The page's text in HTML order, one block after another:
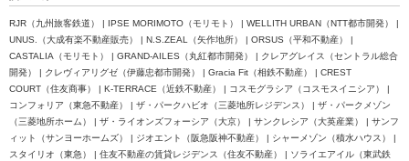
RJR（九州旅客鉄道） | IPSE MORIMOTO（モリモト） | WELLITH URBAN（NTT都市開発） |
UNUS.（大成有楽不動産販売） | N.S.ZEAL（矢作地所） | ORSUS（平和不動産） |
CASTALIA（モリモト） | GRAND-AILES（丸紅都市開発） | クレアグレイス（セントラル総合
開発） | クレヴィアリグゼ（伊藤忠都市開発） | Gracia Fit（相鉄不動産） | CREST
COURT（住友商事） | K-TERRACE（近鉄不動産） | コスモグラシア（コスモスイニシア） |
コンフォリア（東急不動産） | ザ・パークハビオ（三菱地所レジデンス） | ザ・パークメゾン
（三菱地所ホーム） | ザ・ライオンズフォーシア（大京） | サンクレシア（大英産業） | サンフ
ィット（サンヨーホームズ） | ジオエント（阪急阪神不動産） | シャーメゾン（積水ハウス） |
スタイリオ（東急） | 住友不動産の賃貸レジデンス（住友不動産） | ソライエアイル（東武鉄